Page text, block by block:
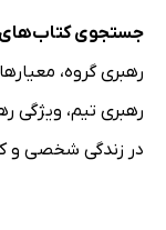
مزایای شبکه محور
ارزیابی تهدیدها
پیشرفت انجام شده
جستجوی
رهبری گروه،
رهبری تیم، ویژگی
در زندگی شخصی و